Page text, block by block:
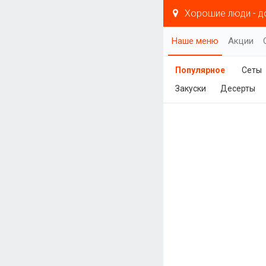
Хорошие люди -
Наше меню Акции
Популярное
Сеты
Закуски
Десерты